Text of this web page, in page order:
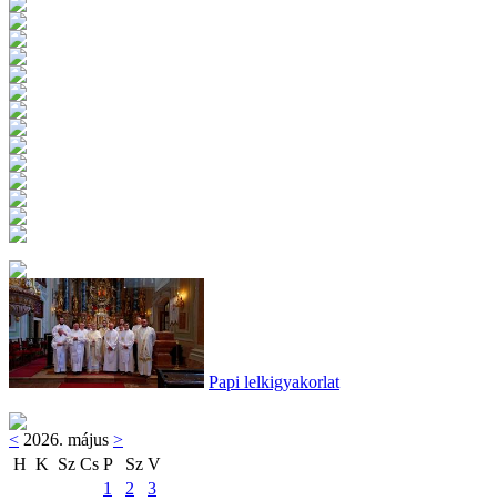
Papi lelkigyakorlat
< 2026. május >
H K Sz Cs P Sz V
1
2
3